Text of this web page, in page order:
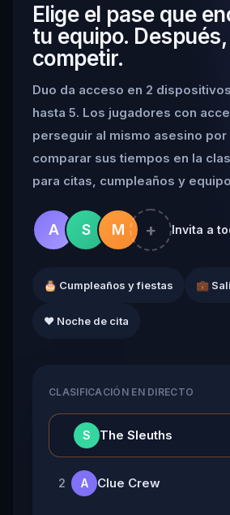
Elige el pase que
tu equipo. Después,
competir.
Duo da acceso en 2
hasta 5. Los jugadores con
perseguir al mismo asesino por
comparar sus tiempos en la
para citas, cumpleaños y
A S M + Invita a
🎂 Cumpleaños y fiestas 💼
❤️ Noche de cita
CLASIFICACIÓN EN DIRECTO
S The Sleuths
2 A Clue Crew